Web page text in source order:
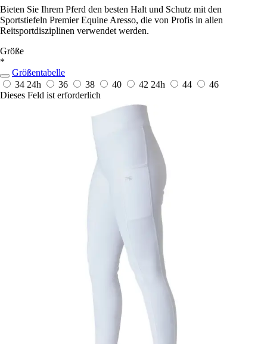
Bieten Sie Ihrem Pferd den besten Halt und Schutz mit den
Sportstiefeln Premier Equine Aresso, die von Profis in allen
Reitsportdisziplinen verwendet werden.
Größe
*
Größentabelle
34 24h 36 38 40 42 24h 44
46
Dieses Feld ist erforderlich